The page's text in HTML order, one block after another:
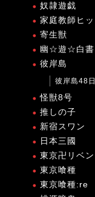
奴隷遊戯
家庭教師ヒ
寄生獣
幽☆遊☆白書
彼岸島
彼岸島48
怪獣8号
推しの子
新宿スワン
日本三國
東京卍リベ
東京喰種
東京喰種:re